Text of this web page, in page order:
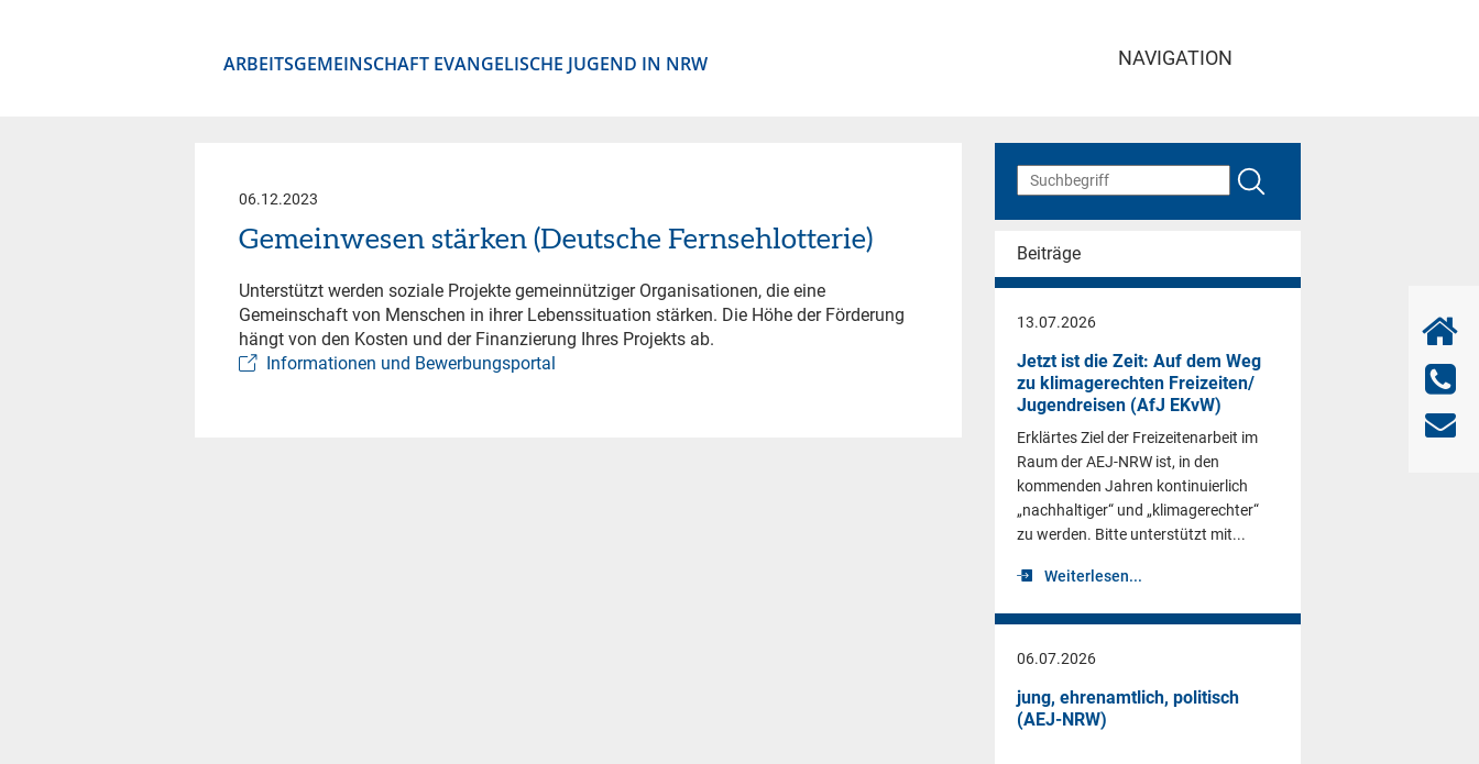
ARBEITSGEMEINSCHAFT EVANGELISCHE JUGEND IN NRW NAVIGATION
06.12.2023
Gemeinwesen stärken (Deutsche Fernsehlotterie)
Unterstützt werden soziale Projekte gemeinnütziger Organisationen, die eine
Gemeinschaft von Menschen in ihrer Lebenssituation stärken. Die Höhe der Förderung
hängt von den Kosten und der Finanzierung Ihres Projekts ab.
Informationen und Bewerbungsportal
Beiträge
13.07.2026
Jetzt ist die Zeit: Auf dem Weg
zu klimagerechten Freizeiten/
Jugendreisen (AfJ EKvW)
Erklärtes Ziel der Freizeitenarbeit im
Raum der AEJ-NRW ist, in den
kommenden Jahren kontinuierlich
„nachhaltiger“ und „klimagerechter“
zu werden. Bitte unterstützt mit...
Weiterlesen...
06.07.2026
jung, ehrenamtlich, politisch
(AEJ-NRW)